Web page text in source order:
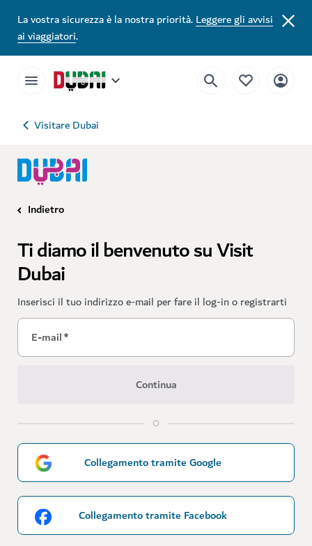
La vostra sicurezza è la nostra priorità.Leggere gli avvisi
ai viaggiatori.
Visitare Dubai
Indietro
Ti diamo il benvenuto su Visit
Dubai
Inserisci il tuo indirizzo e-mail per fare il log-in o registrarti
E-mail*
Continua
O
Collegamento tramite Google
Collegamento tramite Facebook